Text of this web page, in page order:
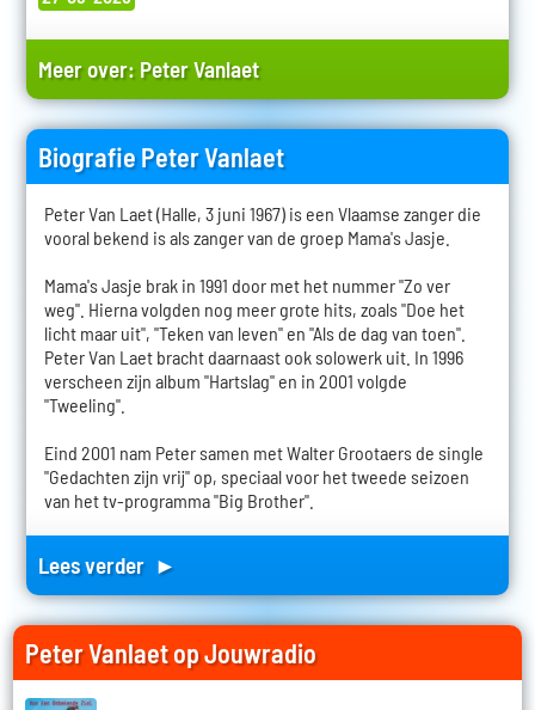
Meer over: Peter Vanlaet
Biografie Peter Vanlaet
Peter Van Laet (Halle, 3 juni 1967) is een Vlaamse zanger die
vooral bekend is als zanger van de groep Mama's Jasje.
Mama's Jasje brak in 1991 door met het nummer "Zo ver
weg". Hierna volgden nog meer grote hits, zoals "Doe het
licht maar uit", "Teken van leven" en "Als de dag van toen".
Peter Van Laet bracht daarnaast ook solowerk uit. In 1996
verscheen zijn album "Hartslag" en in 2001 volgde
"Tweeling".
Eind 2001 nam Peter samen met Walter Grootaers de single
"Gedachten zijn vrij" op, speciaal voor het tweede seizoen
van het tv-programma "Big Brother".
Lees verder ►
Peter Vanlaet op Jouwradio